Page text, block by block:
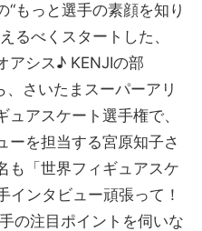
もっと選手の素顔を知り
るべくスタートした、
アシス♪ KENJIの部
さいたまスーパーアリ
アスケート選手権で、
ーを担当する宮原知子さ
も「世界フィギュアスケ
ンタビュー頑張って！
の注目ポイントを伺いな